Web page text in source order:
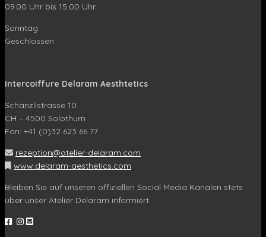
09.00 Uhr bis 15.00 Uhr
Sonntag
Geschlossen
Intercoiffure Delaram Aesthtetics
Schänzlistrasse 10
CH – 4500 Solothurn
Fon: +41 (0)32 623 66 77
rezeption@atelier-delaram.com
www.delaram-aesthetics.com
Bleiben Sie auf unseren offiziellen Social Media Kanälen stets
über unser Atelier Delaram informiert.